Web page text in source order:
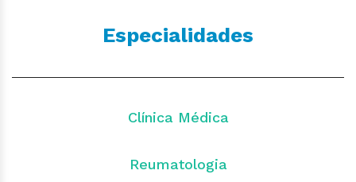
Especialidades
Clínica Médica
Reumatologia